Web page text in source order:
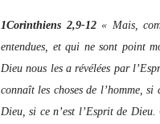
1Corinthiens 2,9-12« Mais,
entendues, et qui ne sont point
Dieu nous les a révélées par
connaît les choses de l’homme, si
Dieu, si ce n’est l’Esprit de